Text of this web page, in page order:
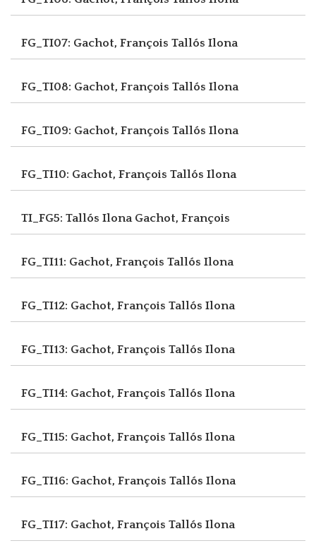
FG_TI07: Gachot, François Tallós Ilona
FG_TI08: Gachot, François Tallós Ilona
FG_TI09: Gachot, François Tallós Ilona
FG_TI10: Gachot, François Tallós Ilona
TI_FG5: Tallós Ilona Gachot, François
FG_TI11: Gachot, François Tallós Ilona
FG_TI12: Gachot, François Tallós Ilona
FG_TI13: Gachot, François Tallós Ilona
FG_TI14: Gachot, François Tallós Ilona
FG_TI15: Gachot, François Tallós Ilona
FG_TI16: Gachot, François Tallós Ilona
FG_TI17: Gachot, François Tallós Ilona